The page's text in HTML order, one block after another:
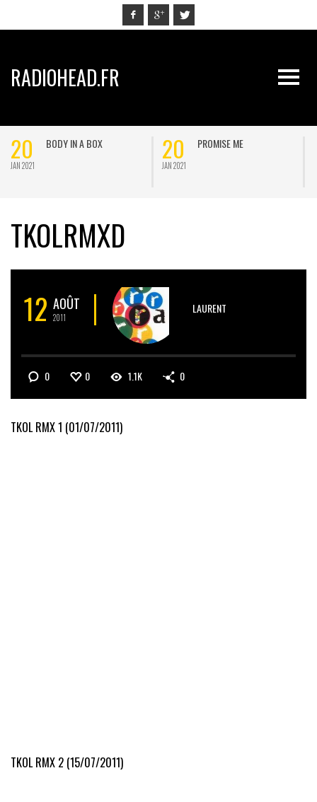
RADIOHEAD.FR
20
JAN 2021
BODY IN A BOX 20
JAN 2021
PROMISE ME
TKOLRMXD
12 AOÛT
2011
LAURENT
0 0 1.1K 0
TKOL RMX 1 (01/07/2011)
TKOL RMX 2 (15/07/2011)